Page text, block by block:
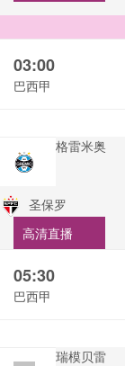
03:00
巴西甲
格雷米奥
圣保罗
高清直播
05:30
巴西甲
瑞模贝雷